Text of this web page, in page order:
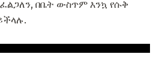
በቤት ውስጥም እንኳ የሱቅ